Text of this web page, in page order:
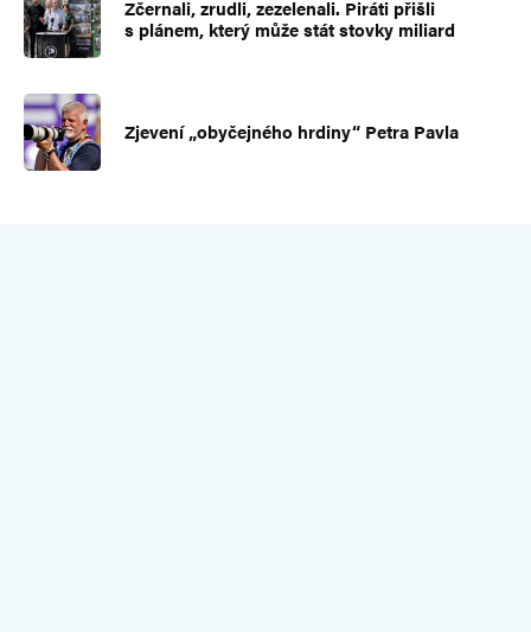
Zčernali, zrudli, zezelenali. Piráti přišli
s plánem, který může stát stovky miliard
Zjevení „obyčejného hrdiny“ Petra Pavla